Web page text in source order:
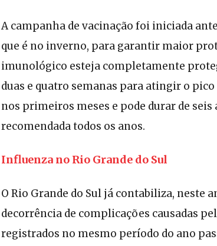
A campanha de vacinação foi iniciada
que é no inverno, para garantir maior
imunológico esteja completamente
duas e quatro semanas para atingir o
nos primeiros meses e pode durar de
recomendada todos os anos.
Influenza no Rio Grande do Sul
O Rio Grande do Sul já contabiliza, neste
decorrência de complicações causadas
registrados no mesmo período do ano